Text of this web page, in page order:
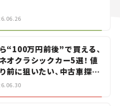
“100万円前後”で買える、
オクラシックカー5選！ 値
前に狙いたい、中古車探し
伝い――ちょっとイケてるマ